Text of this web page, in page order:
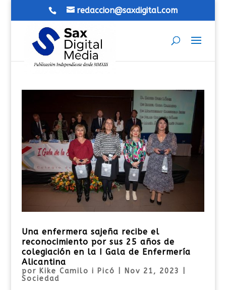
redaccion@saxdigital.com
Una enfermera sajeña recibe el
reconocimiento por sus 25 años de
colegiación en la I Gala de Enfermería
Alicantina
por Kike Camilo i Picó Nov 21, 2023
Sociedad